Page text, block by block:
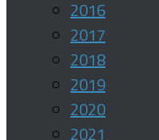
2016
2017
2018
2019
2020
2021